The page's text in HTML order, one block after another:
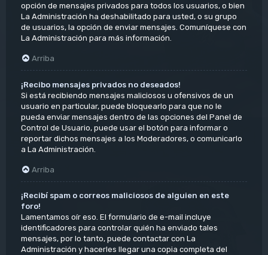
opción de mensajes privados para todos los usuarios, o bien
La Administración ha deshabilitado para usted, o su grupo
de usuarios, la opción de enviar mensajes. Comuníquese con
La Administración para más información.
Arriba
¡Recibo mensajes privados no deseados!
Si está recibiendo mensajes maliciosos u ofensivos de un
usuario en particular, puede bloquearlo para que no le
pueda enviar mensajes dentro de las opciones del Panel de
Control de Usuario, puede usar el botón para informar o
reportar dichos mensajes a los Moderadores, o comunicarlo
a La Administración.
Arriba
¡Recibí spam o correos maliciosos de alguien en este
foro!
Lamentamos oír eso. El formulario de e-mail incluye
identificadores para controlar quién ha enviado tales
mensajes, por lo tanto, puede contactar con La
Administración y hacerles llegar una copia completa del